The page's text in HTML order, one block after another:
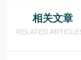
相关文章
RELATED